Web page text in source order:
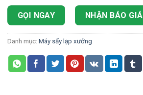
GỌI NGAY NHẬN BÁO GIÁ
Danh mục: Máy sấy lạp xưởng